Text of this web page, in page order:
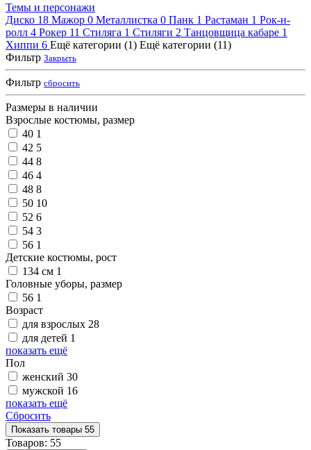
Темы и персонажи
Диско 18 Мажор 0 Металлистка 0 Панк 1 Растаман 1 Рок-н-
ролл 4 Рокер 11 Стиляга 1 Стиляги 2 Танцовщица кабаре 1
Хиппи 6 Ещё категории (1) Ещё категории (11)
Фильтр Закрыть
Фильтр сбросить
Размеры в наличии
Взрослые костюмы, размер
40 1
42 5
44 8
46 4
48 8
50 10
52 6
54 3
56 1
Детские костюмы, рост
134 см 1
Головные уборы, размер
56 1
Возраст
для взрослых 28
для детей 1
показать ещё
Пол
женский 30
мужской 16
показать ещё
Сбросить
Показать товары 55
Товаров: 55